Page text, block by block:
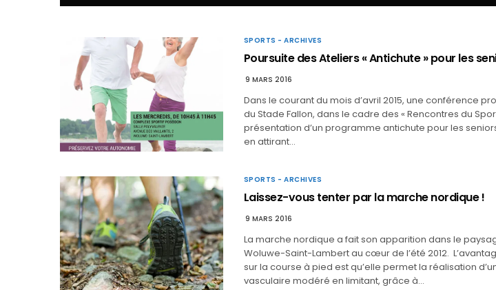
SPORTS - ARCHIVES
Poursuite des Ateliers « Antichute » pour les
9 MARS 2016
Dans le courant du mois d’avril 2015, une conférence
du Stade Fallon, dans le cadre des « Rencontres du
présentation d’un programme antichute pour les
en attirant…
SPORTS - ARCHIVES
Laissez-vous tenter par la marche nordique !
9 MARS 2016
La marche nordique a fait son apparition dans le
Woluwe-Saint-Lambert au cœur de l’été 2012.
sur la course à pied est qu’elle permet la réalisation
vasculaire modéré en limitant, grâce à…